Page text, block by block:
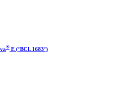
® E (’BCL 1683’)